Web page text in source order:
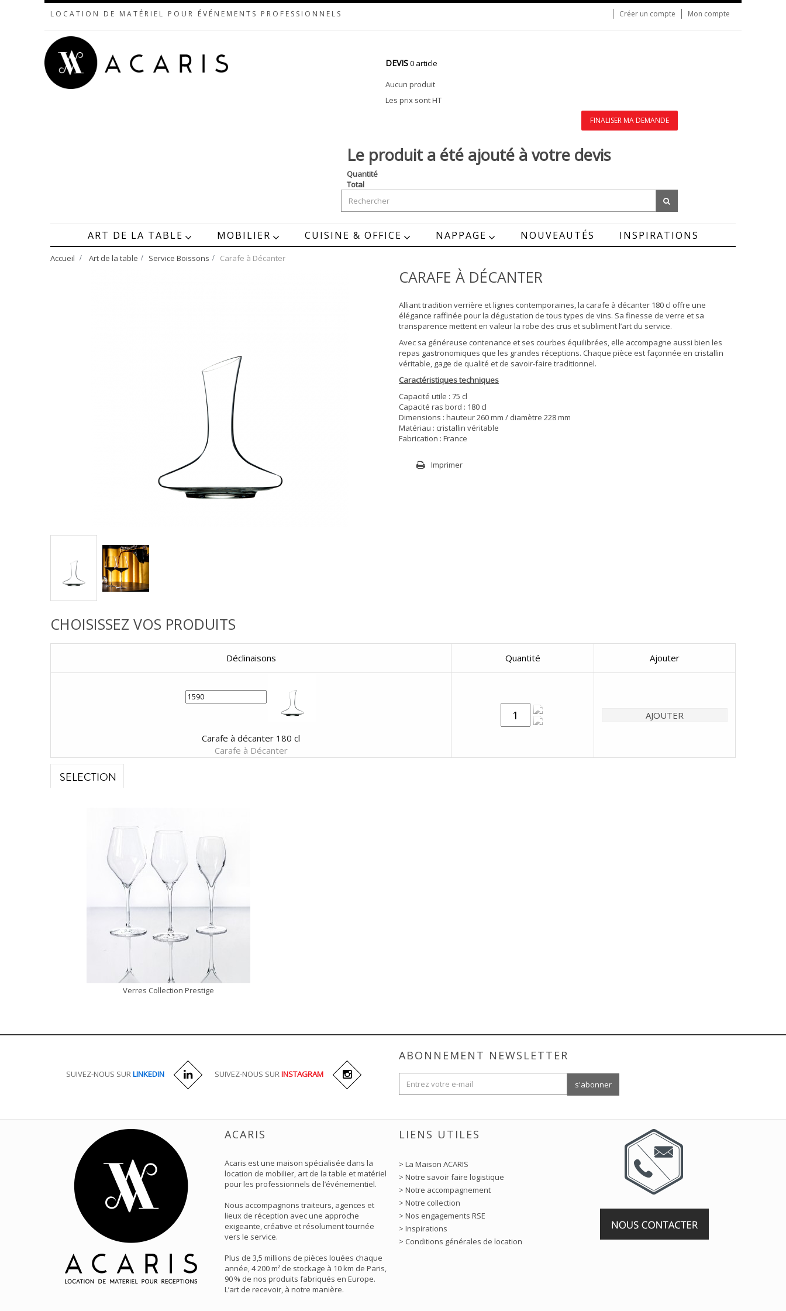
LOCATION DE MATÉRIEL POUR ÉVÉNEMENTS PROFESSIONNELS Créer un compte Mon compte
DEVIS0 article
Aucun produit
Les prix sont HT
FINALISER MA DEMANDE
Le produit a été ajouté à votre devis
Quantité
Total
ART DE LA TABLE MOBILIER CUISINE & OFFICE NAPPAGE NOUVEAUTÉS INSPIRATIONS
Accueil > Art de la table > Service Boissons > Carafe à Décanter
CARAFE À DÉCANTER
Alliant tradition verrière et lignes contemporaines, la carafe à décanter 180 cl offre une
élégance raffinée pour la dégustation de tous types de vins. Sa finesse de verre et sa
transparence mettent en valeur la robe des crus et subliment l’art du service.
Avec sa généreuse contenance et ses courbes équilibrées, elle accompagne aussi bien les
repas gastronomiques que les grandes réceptions. Chaque pièce est façonnée en cristallin
véritable, gage de qualité et de savoir-faire traditionnel.
Caractéristiques techniques
Capacité utile : 75 cl
Capacité ras bord : 180 cl
Dimensions : hauteur 260 mm / diamètre 228 mm
Matériau : cristallin véritable
Fabrication : France
Imprimer
CHOISISSEZ VOS PRODUITS
Déclinaisons Quantité Ajouter
Carafe à décanter 180 cl
Carafe à Décanter
SELECTION
Verres Collection Prestige
SUIVEZ-NOUS SURLINKEDIN SUIVEZ-NOUS SURINSTAGRAM
ABONNEMENT NEWSLETTER
ACARIS
Acaris est une maison spécialisée dans la
location de mobilier, art de la table et matériel
pour les professionnels de l’événementiel.
Nous accompagnons traiteurs, agences et
lieux de réception avec une approche
exigeante, créative et résolument tournée
vers le service.
Plus de 3,5 millions de pièces louées chaque
année, 4 200 m² de stockage à 10 km de Paris,
90 % de nos produits fabriqués en Europe.
L’art de recevoir, à notre manière.
LIENS UTILES
> La Maison ACARIS
> Notre savoir faire logistique
> Notre accompagnement
> Notre collection
> Nos engagements RSE
> Inspirations
> Conditions générales de location